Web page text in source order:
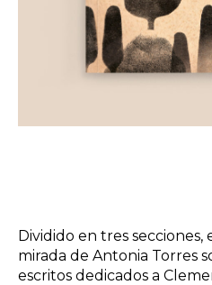
Dividido en tres
mirada de Antonia Torres
escritos dedicados a